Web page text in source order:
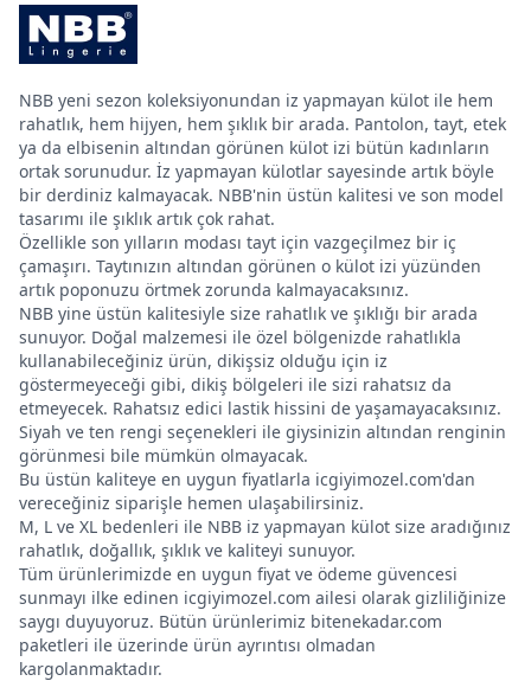
NBB yeni sezon koleksiyonundan iz yapmayan külot ile hem
rahatlık, hem hijyen, hem şıklık bir arada. Pantolon, tayt, etek
ya da elbisenin altından görünen külot izi bütün kadınların
ortak sorunudur. İz yapmayan külotlar sayesinde artık böyle
bir derdiniz kalmayacak. NBB'nin üstün kalitesi ve son model
tasarımı ile şıklık artık çok rahat.
Özellikle son yılların modası tayt için vazgeçilmez bir iç
çamaşırı. Taytınızın altından görünen o külot izi yüzünden
artık poponuzu örtmek zorunda kalmayacaksınız.
NBB yine üstün kalitesiyle size rahatlık ve şıklığı bir arada
sunuyor. Doğal malzemesi ile özel bölgenizde rahatlıkla
kullanabileceğiniz ürün, dikişsiz olduğu için iz
göstermeyeceği gibi, dikiş bölgeleri ile sizi rahatsız da
etmeyecek. Rahatsız edici lastik hissini de yaşamayacaksınız.
Siyah ve ten rengi seçenekleri ile giysinizin altından renginin
görünmesi bile mümkün olmayacak.
Bu üstün kaliteye en uygun fiyatlarla icgiyimozel.com'dan
vereceğiniz siparişle hemen ulaşabilirsiniz.
M, L ve XL bedenleri ile NBB iz yapmayan külot size aradığınız
rahatlık, doğallık, şıklık ve kaliteyi sunuyor.
Tüm ürünlerimizde en uygun fiyat ve ödeme güvencesi
sunmayı ilke edinen icgiyimozel.com ailesi olarak gizliliğinize
saygı duyuyoruz. Bütün ürünlerimiz bitenekadar.com
paketleri ile üzerinde ürün ayrıntısı olmadan
kargolanmaktadır.